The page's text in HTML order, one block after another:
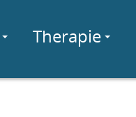
Therapie